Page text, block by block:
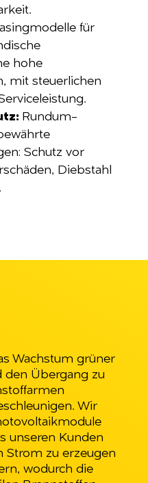
für
hohe
mit steuerlichen
Rundum-
Schutz vor
Diebstahl
Wachstum grüner
den Übergang zu
Wir
unseren Kunden
Strom zu erzeugen
wodurch die